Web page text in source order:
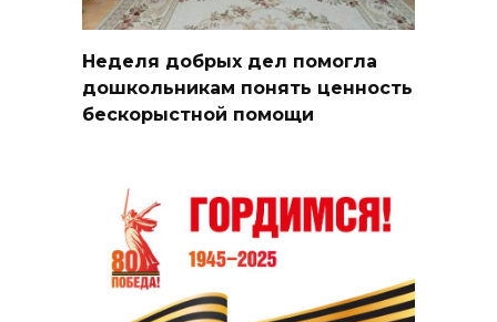
Неделя добрых дел помогла
дошкольникам понять ценность
бескорыстной помощи